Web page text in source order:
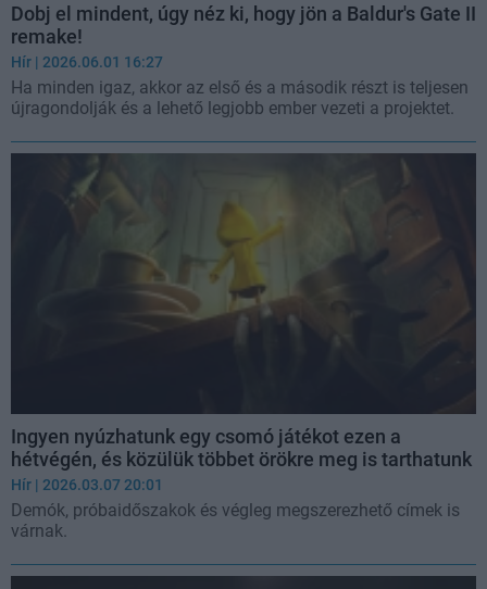
Dobj el mindent, úgy néz ki, hogy jön a Baldur's Gate II
remake!
Hír | 2026.06.01 16:27
Ha minden igaz, akkor az első és a második részt is teljesen
újragondolják és a lehető legjobb ember vezeti a projektet.
Ingyen nyúzhatunk egy csomó játékot ezen a
hétvégén, és közülük többet örökre meg is tarthatunk
Hír | 2026.03.07 20:01
Demók, próbaidőszakok és végleg megszerezhető címek is
várnak.